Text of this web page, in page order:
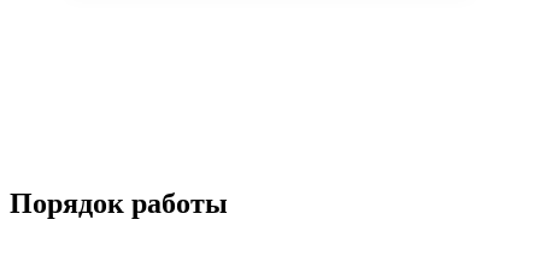
Порядок работы